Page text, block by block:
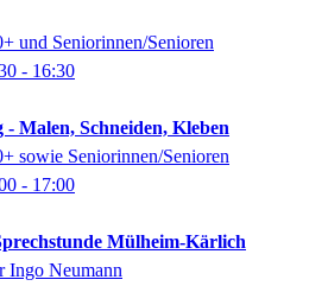
und Seniorinnen/Senioren
- 16:30
Malen, Schneiden, Kleben
sowie Seniorinnen/Senioren
- 17:00
Mülheim-Kärlich
Ingo Neumann